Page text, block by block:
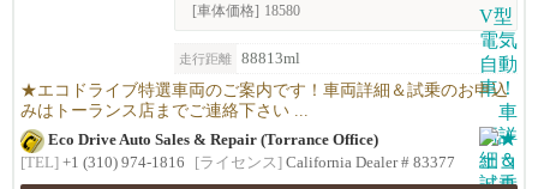
[車体価格] 18580
走行距離 88813ml
★エコドライブ特選車両のご案内です！車両詳細＆試乗のお申込
みはトーランス店までご連絡下さい ...
Eco Drive Auto Sales & Repair (Torrance Office)
[TEL] +1 (310) 974-1816 [ライセンス] California Dealer # 83377